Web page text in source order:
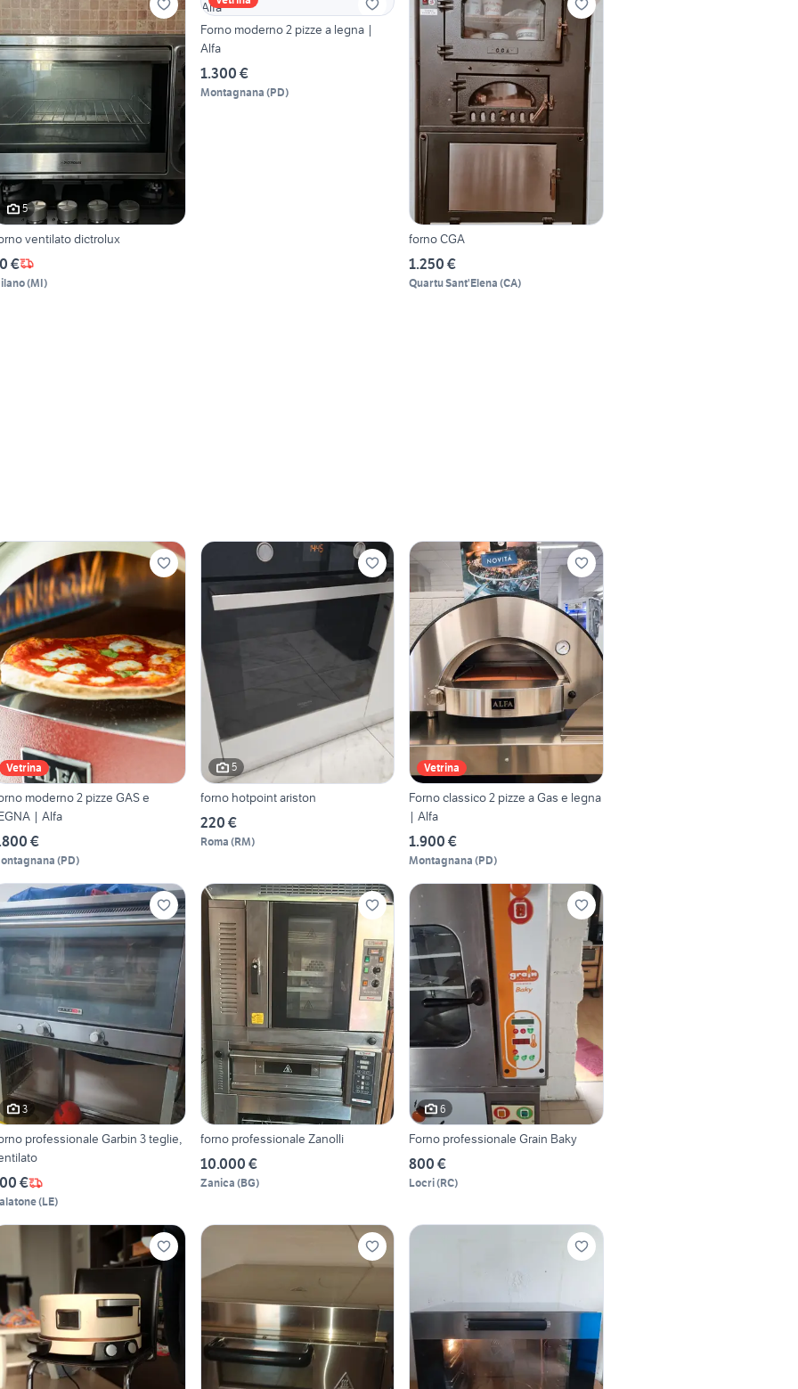
5
ventilato dictrolux
€
(MI)
Forno moderno 2 pizze a legna |
Alfa
1.300 €
Montagnana (PD)
forno CGA
1.250 €
Quartu Sant'Elena (CA)
Vetrina
moderno 2 pizze GAS e
| Alfa
€
(PD)
5
forno hotpoint ariston
220 €
Roma (RM)
Vetrina
Forno classico 2 pizze a Gas e legna
| Alfa
1.900 €
Montagnana (PD)
3
professionale Garbin 3 teglie,
€
(LE)
forno professionale Zanolli
10.000 €
Zanica (BG)
6
Forno professionale Grain Baky
800 €
Locri(RC)